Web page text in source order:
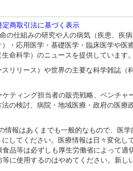
定商取引法に基づく表示
仕組みの研究や人の病気（疾患、疾
応用医学・基礎医学・臨床医学や医
命科学）のニュースを提供しています。
リリース）や世界の主要な科学雑誌
ィング担当者の販売戦略、ベンチャ
の検討、病院・地域医療・政府の医療
報はあくまでも一般的なもので、医
してください。医療情報は日々変化
品等は必ずしも厚生労働省によって
に使用するのはやめてください。新